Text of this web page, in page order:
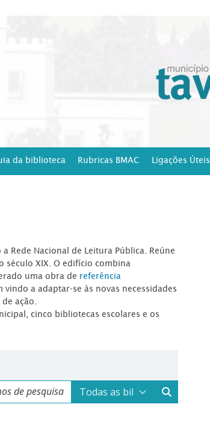
da biblioteca Rubricas BMAC Ligações Úteis
Rede Nacional de Leitura Pública. Reúne
século XIX. O edifício combina
uma obra de referência
vindo a adaptar-se às novas necessidades
ação.
cinco bibliotecas escolares e os